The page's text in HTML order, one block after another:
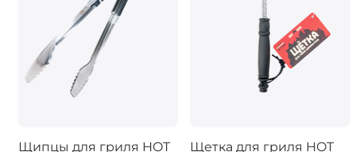
Щипцы для гриля HOT
Щетка для гриля HOT